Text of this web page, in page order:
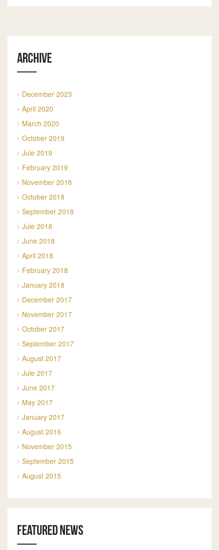
Archive
December 2023
April 2020
March 2020
October 2019
Jule 2019
February 2019
November 2018
October 2018
September 2018
Jule 2018
June 2018
April 2018
February 2018
January 2018
December 2017
November 2017
October 2017
September 2017
August 2017
Jule 2017
June 2017
May 2017
January 2017
August 2016
November 2015
September 2015
August 2015
Featured news